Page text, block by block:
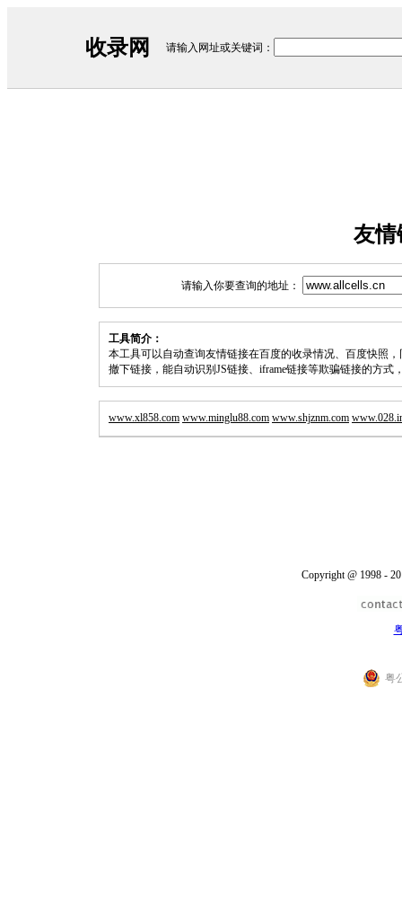
收录网 请输入网址或关键词：
友情
请输入你要查询的地址：
工具简介：
本工具可以自动查询友情链接在百度的收录情况、百度快照
撤下链接，能自动识别JS链接、iframe链接等欺骗链接的方式
www.xl858.com www.minglu88.com www.shjznm.com
Copyright @ 1998 -
粤